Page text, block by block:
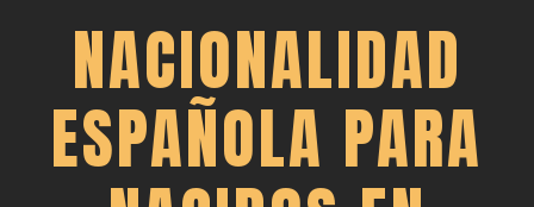
NACIONALIDAD
ESPAÑOLA PARA